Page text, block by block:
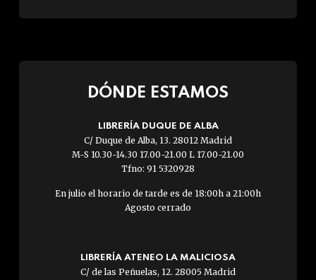
DÓNDE ESTAMOS
LIBRERÍA DUQUE DE ALBA
C/ Duque de Alba, 13. 28012 Madrid
M-S 10.30-14.30 17.00-21.00 L 17.00-21.00
Tfno: 91 5320928
En julio el horario de tarde es de 18:00h a 21:00h
Agosto cerrado
LIBRERÍA ATENEO LA MALICIOSA
C/ de las Peñuelas, 12. 28005 Madrid